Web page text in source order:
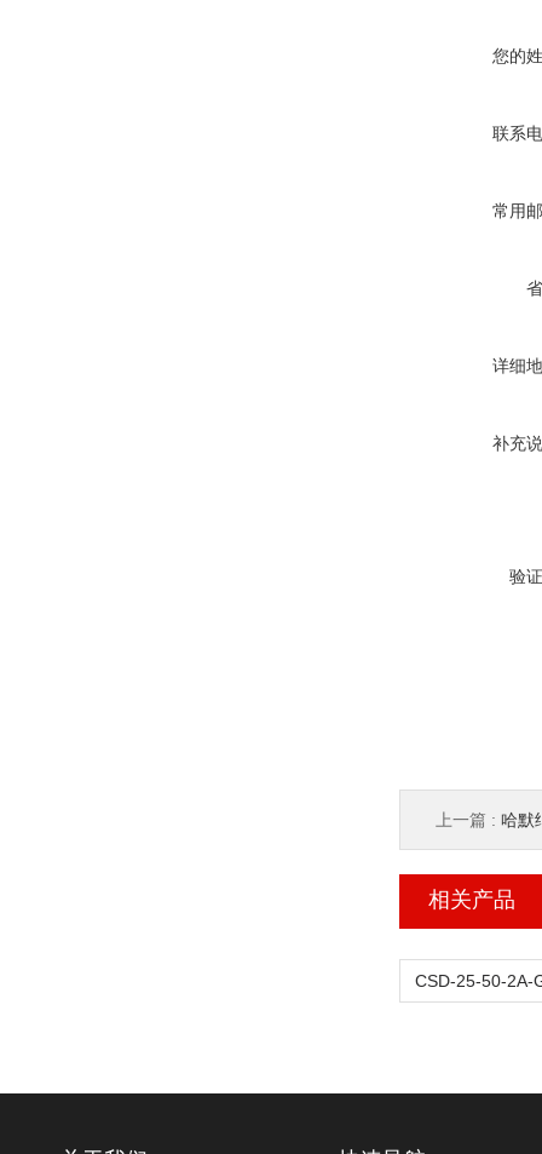
您的
联系
常用
详细
补充
验
上一篇 : 哈默
相关产品